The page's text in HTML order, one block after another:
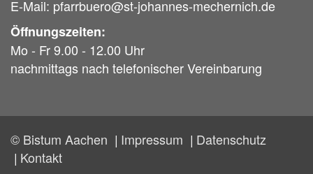
E-Mail: pfarrbuero@st-johannes-mechernich.de
Öffnungszeiten:
Mo - Fr 9.00 - 12.00 Uhr
nachmittags nach telefonischer Vereinbarung
© Bistum Aachen Impressum
Datenschutz
Kontakt